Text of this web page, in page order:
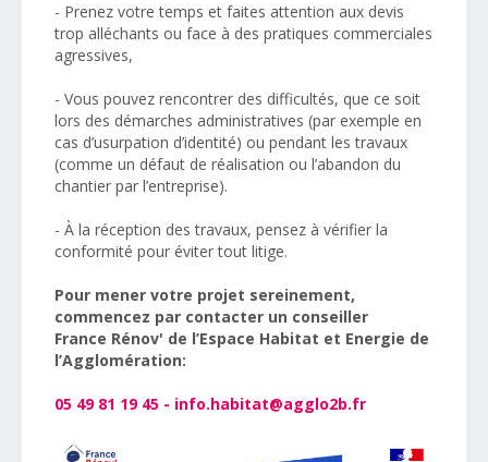
- Prenez votre temps et faites attention aux devis
trop alléchants ou face à des pratiques commerciales
agressives,
- Vous pouvez rencontrer des difficultés, que ce soit
lors des démarches administratives (par exemple en
cas d’usurpation d’identité) ou pendant les travaux
(comme un défaut de réalisation ou l’abandon du
chantier par l’entreprise).
- À la réception des travaux, pensez à vérifier la
conformité pour éviter tout litige.
Pour mener votre projet sereinement,
commencez par contacter un conseiller
France Rénov' de l’Espace Habitat et Energie de
l’Agglomération:
05 49 81 19 45 - info.habitat@agglo2b.fr